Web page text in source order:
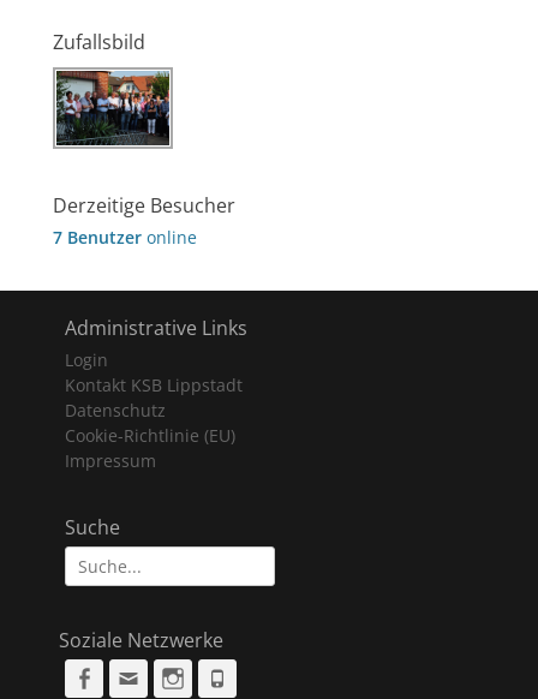
Zufallsbild
Derzeitige Besucher
7 Benutzer online
Administrative Links
Login
Kontakt KSB Lippstadt
Datenschutz
Cookie-Richtlinie (EU)
Impressum
Suche
Suche
nach:
Soziale Netzwerke
Facebook
Email Instagram